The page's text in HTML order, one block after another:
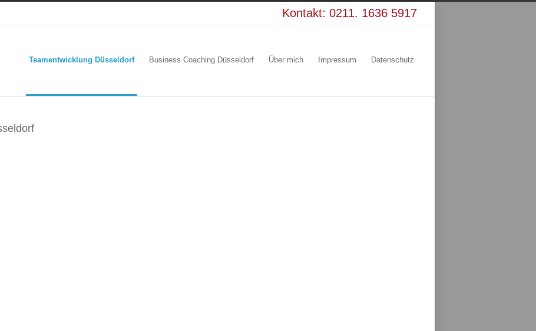
Kontakt: 0211. 1636 5917
Teamentwicklung Düsseldorf Business Coaching Düsseldorf Über mich Impressum Datenschutz